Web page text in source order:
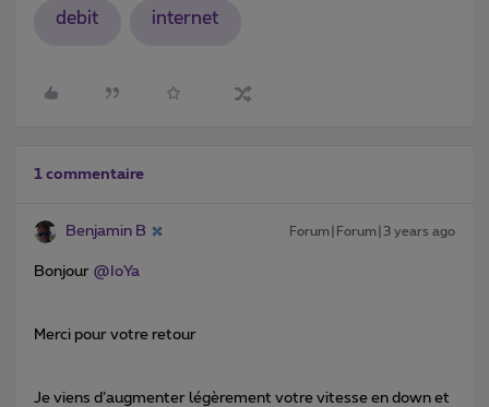
debit internet
1 commentaire
Benjamin B Forum|Forum|3 years ago
Bonjour @IoYa
Merci pour votre retour
Je viens d’augmenter légèrement votre vitesse en down et